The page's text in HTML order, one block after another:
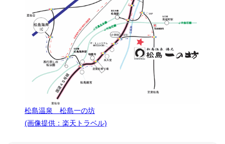
松島温泉 松島一の坊
(画像提供：楽天トラベル)